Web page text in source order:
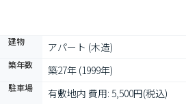
建物 アパート (木造)
築年数 築27年 (1999年)
駐車場 有敷地内 費用: 5,500円(税込)